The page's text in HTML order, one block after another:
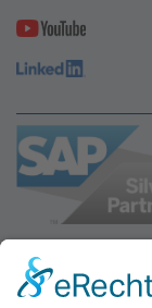
© 2026